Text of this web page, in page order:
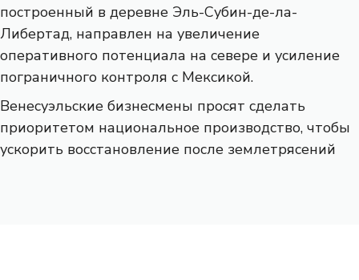
построенный в деревне Эль-Субин-де-ла-
Либертад, направлен на увеличение
оперативного потенциала на севере и усиление
пограничного контроля с Мексикой.
Венесуэльские бизнесмены просят сделать
приоритетом национальное производство, чтобы
ускорить восстановление после землетрясений